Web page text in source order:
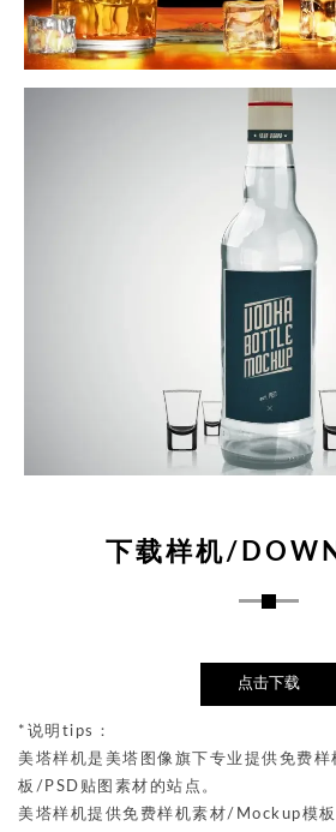
下载样机/
点击下载
*说明tips：
美塔样机是美塔图像旗下专业提供免费
板/PSD贴图素材的站点。
美塔样机提供免费样机素材/Mockup模